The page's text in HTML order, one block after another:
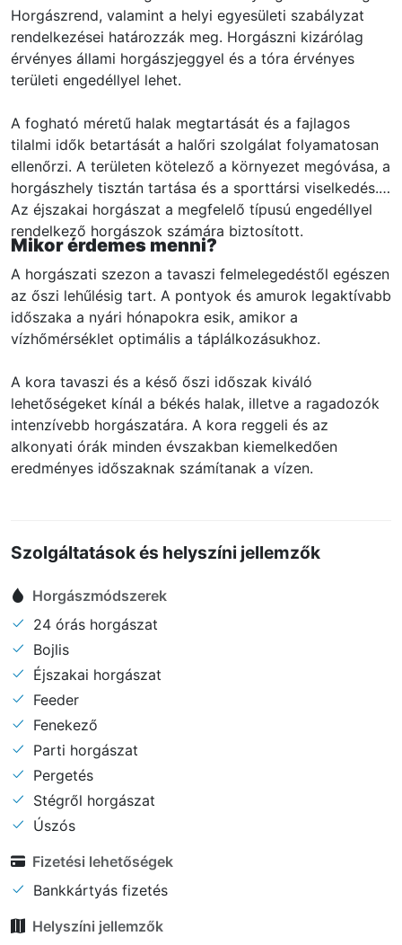
Horgászrend, valamint a helyi egyesületi szabályzat
rendelkezései határozzák meg. Horgászni kizárólag
érvényes állami horgászjeggyel és a tóra érvényes
területi engedéllyel lehet.
A fogható méretű halak megtartását és a fajlagos
tilalmi idők betartását a halőri szolgálat folyamatosan
ellenőrzi. A területen kötelező a környezet megóvása, a
horgászhely tisztán tartása és a sporttársi viselkedés.
Az éjszakai horgászat a megfelelő típusú engedéllyel
rendelkező horgászok számára biztosított.
Mikor érdemes menni?
A horgászati szezon a tavaszi felmelegedéstől egészen
az őszi lehűlésig tart. A pontyok és amurok legaktívabb
időszaka a nyári hónapokra esik, amikor a
vízhőmérséklet optimális a táplálkozásukhoz.
A kora tavaszi és a késő őszi időszak kiváló
lehetőségeket kínál a békés halak, illetve a ragadozók
intenzívebb horgászatára. A kora reggeli és az
alkonyati órák minden évszakban kiemelkedően
eredményes időszaknak számítanak a vízen.
Szolgáltatások és helyszíni jellemzők
Horgászmódszerek
24 órás horgászat
Bojlis
Éjszakai horgászat
Feeder
Fenekező
Parti horgászat
Pergetés
Stégről horgászat
Úszós
Fizetési lehetőségek
Bankkártyás fizetés
Helyszíni jellemzők